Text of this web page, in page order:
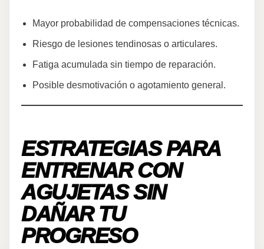
Mayor probabilidad de compensaciones técnicas.
Riesgo de lesiones tendinosas o articulares.
Fatiga acumulada sin tiempo de reparación.
Posible desmotivación o agotamiento general.
ESTRATEGIAS PARA
ENTRENAR CON
AGUJETAS SIN
DAÑAR TU
PROGRESO